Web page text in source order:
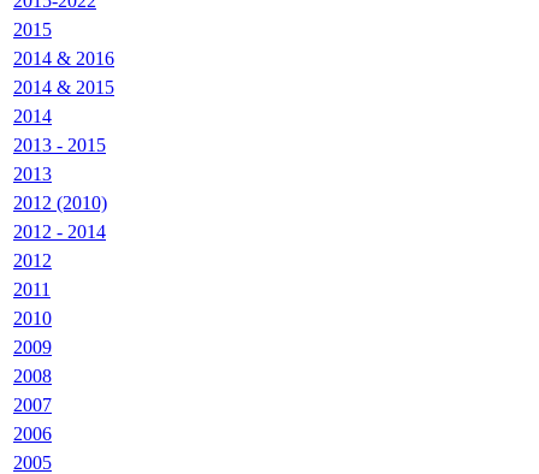
2015
2014 & 2016
2014 & 2015
2014
2013 - 2015
2013
2012 (2010)
2012 - 2014
2012
2011
2010
2009
2008
2007
2006
2005